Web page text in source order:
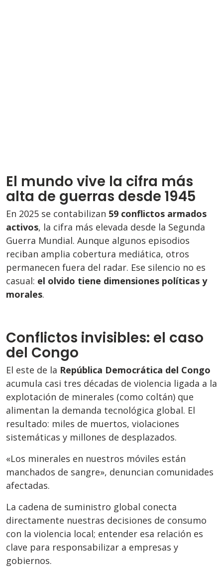
El mundo vive la cifra más
alta de guerras desde 1945
En 2025 se contabilizan 59 conflictos armados
activos, la cifra más elevada desde la Segunda
Guerra Mundial. Aunque algunos episodios
reciban amplia cobertura mediática, otros
permanecen fuera del radar. Ese silencio no es
casual: el olvido tiene dimensiones políticas y
morales.
Conflictos invisibles: el caso
del Congo
El este de la República Democrática del Congo
acumula casi tres décadas de violencia ligada a la
explotación de minerales (como coltán) que
alimentan la demanda tecnológica global. El
resultado: miles de muertos, violaciones
sistemáticas y millones de desplazados.
«Los minerales en nuestros móviles están
manchados de sangre», denuncian comunidades
afectadas.
La cadena de suministro global conecta
directamente nuestras decisiones de consumo
con la violencia local; entender esa relación es
clave para responsabilizar a empresas y
gobiernos.